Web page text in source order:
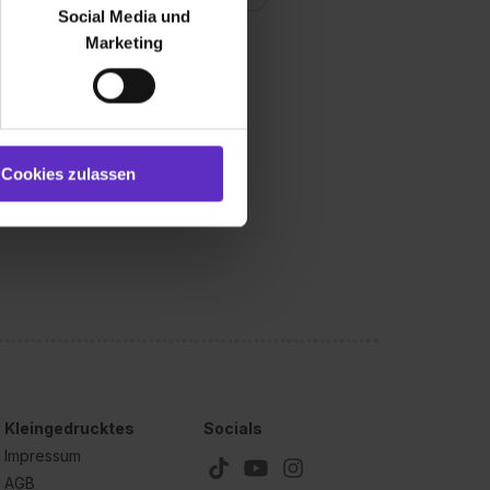
zu analysieren
soziale Medien, Werbung
Marketing“). Unsere
bereitgestellt hast oder die
auch damit
und hierfür
du durch Klick auf
Social Media und
Marketing
Cookies zulassen
Kleingedrucktes
Impressum
AGB
Socials